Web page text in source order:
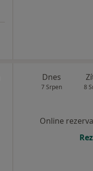
Dnes
7 Srpen 8
Online